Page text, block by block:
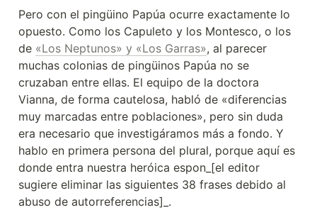
Pero con el pingüino Papúa ocurre exactamente lo
opuesto. Como los Capuleto y los Montesco, o los
de «Los Neptunos» y «Los Garras», al parecer
muchas colonias de pingüinos Papúa no se
cruzaban entre ellas. El equipo de la doctora
Vianna, de forma cautelosa, habló de «diferencias
muy marcadas entre poblaciones», pero sin duda
era necesario que investigáramos más a fondo. Y
hablo en primera persona del plural, porque aquí es
donde entra nuestra heróica espon_[el editor
sugiere eliminar las siguientes 38 frases debido al
abuso de autorreferencias]_.